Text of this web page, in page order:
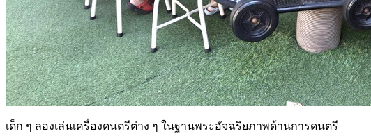
เด็ก ๆ ลองเล่นเครื่องดนตรีต่าง ๆ ในฐานพระอัจฉริยภาพด้านการดนตรี